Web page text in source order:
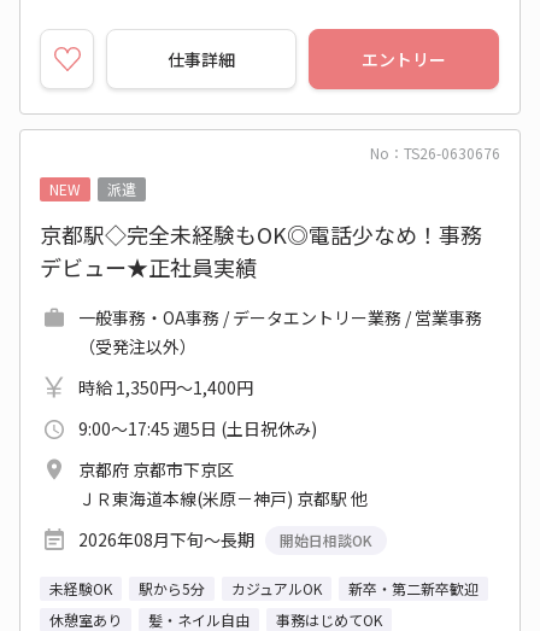
仕事詳細 エントリー
No：TS26-0630676
NEW
派遣
京都駅◇完全未経験もOK◎電話少なめ！事務
デビュー★正社員実績
一般事務・OA事務 / データエントリー業務 / 営業事務
（受発注以外）
時給 1,350円～1,400円
9:00～17:45 週5日 (土日祝休み)
京都府 京都市下京区
ＪＲ東海道本線(米原－神戸) 京都駅 他
2026年08月下旬～長期
開始日相談OK
未経験OK 駅から5分 カジュアルOK
新卒・第二新卒歓迎
休憩室あり
髪・ネイル自由 事務はじめてOK